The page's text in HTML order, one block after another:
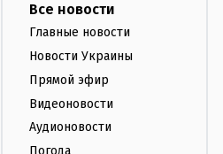
Все новости
Главные новости
Новости Украины
Прямой эфир
Видеоновости
Аудионовости